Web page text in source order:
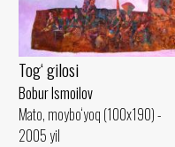
Tog‘ gilosi
Bobur Ismoilov
Mato, moybo‘yoq (100x190) -
2005 yil